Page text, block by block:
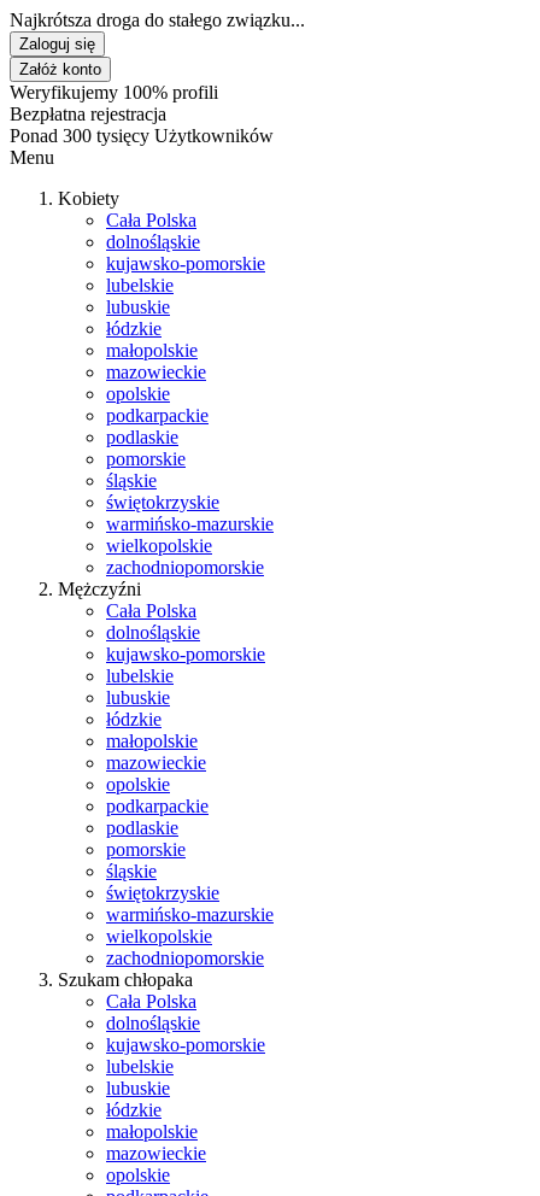
Najkrótsza droga do stałego związku...
Zaloguj się
Załóż konto
Weryfikujemy 100% profili
Bezpłatna rejestracja
Ponad 300 tysięcy Użytkowników
Menu
Kobiety
Cała Polska
dolnośląskie
kujawsko-pomorskie
lubelskie
lubuskie
łódzkie
małopolskie
mazowieckie
opolskie
podkarpackie
podlaskie
pomorskie
śląskie
świętokrzyskie
warmińsko-mazurskie
wielkopolskie
zachodniopomorskie
Mężczyźni
Cała Polska
dolnośląskie
kujawsko-pomorskie
lubelskie
lubuskie
łódzkie
małopolskie
mazowieckie
opolskie
podkarpackie
podlaskie
pomorskie
śląskie
świętokrzyskie
warmińsko-mazurskie
wielkopolskie
zachodniopomorskie
Szukam chłopaka
Cała Polska
dolnośląskie
kujawsko-pomorskie
lubelskie
lubuskie
łódzkie
małopolskie
mazowieckie
opolskie